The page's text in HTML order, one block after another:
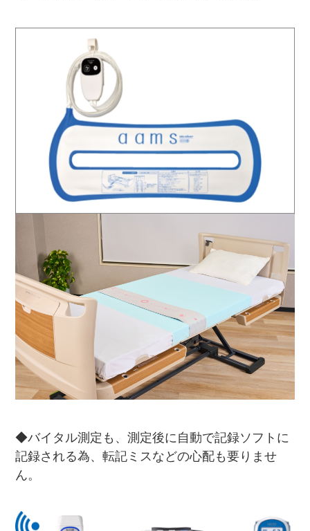
◆バイタル測定も、測定後に自動で記録ソフトに
記録される為、転記ミスなどの心配も要りませ
ん。